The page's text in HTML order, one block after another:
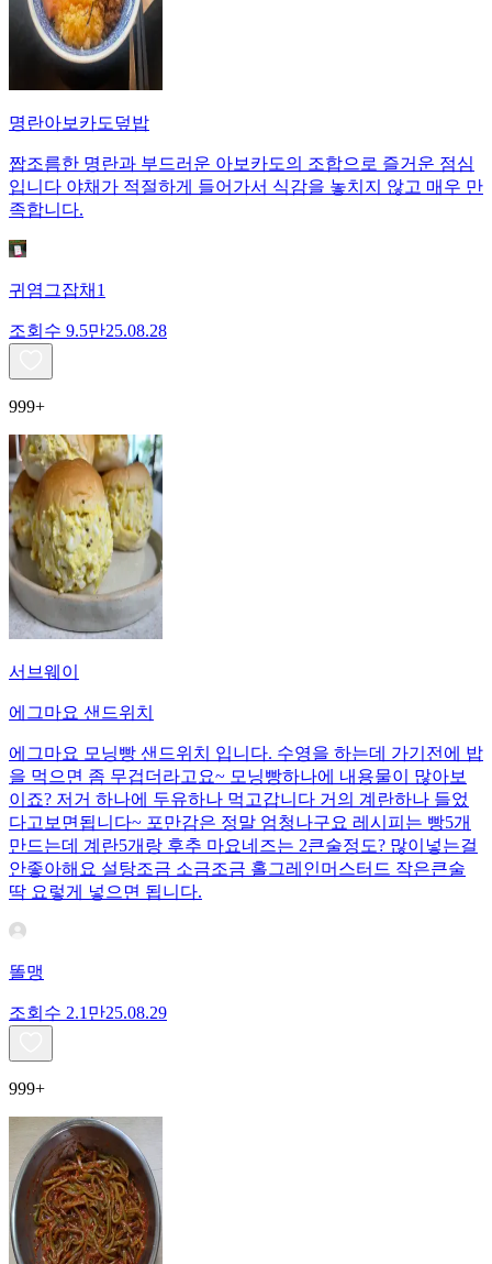
명란아보카도덮밥
짭조름한 명란과 부드러운 아보카도의 조합으로 즐거운 점심
입니다 야채가 적절하게 들어가서 식감을 놓치지 않고 매우 만
족합니다.
귀염그잡채1
조회수 9.5만25.08.28
999+
서브웨이
에그마요 샌드위치
에그마요 모닝빵 샌드위치 입니다. 수영을 하는데 가기전에 밥
을 먹으면 좀 무겁더라고요~ 모닝빵하나에 내용물이 많아보
이죠? 저거 하나에 두유하나 먹고갑니다 거의 계란하나 들었
다고보면됩니다~ 포만감은 정말 엄청나구요 레시피는 빵5개
만드는데 계란5개랑 후추 마요네즈는 2큰술정도? 많이넣는걸
안좋아해요 설탕조금 소금조금 홀그레인머스터드 작은큰술
딱 요렇게 넣으면 됩니다.
똘맹
조회수 2.1만25.08.29
999+